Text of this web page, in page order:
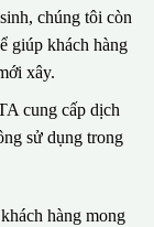
chúng tôi còn
giúp khách hàng
xây.
cung cấp dịch
sử dụng trong
hàng mong